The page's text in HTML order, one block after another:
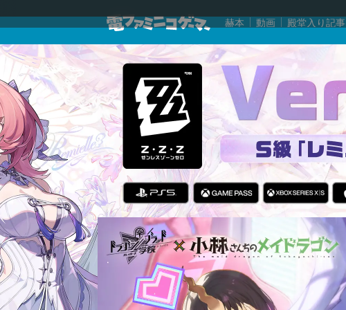
赫本 動画 殿堂入り記事